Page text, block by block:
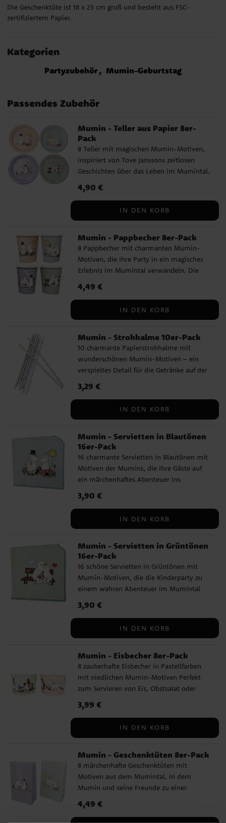
Die Geschenktüte ist 18 x 23 cm groß und besteht aus FSC-
zertifiziertem Papier.
Kategorien
Partyzubehör Mumin-Geburtstag
Passendes Zubehör
Mumin - Teller aus Papier 8er-
Pack
8 Teller mit magischen Mumin-Motiven,
inspiriert von Tove Janssons zeitlosen
Geschichten über das Leben im Mumintal.
Partygäste mit auf ein märchenhaftes
ihren Freunden. Jede Packung enthält 2
einen Durchmesser von 23 cm und
bestehen aus FSC-zertifizierter Pappe, was
sie zu einer umweltfreundlichen Wahl
macht.
Preis: 4,90 €
4,90 €
IN DEN KORB
Mumin - Pappbecher 8er-Pack
8 Pappbecher mit charmanten Mumin-
Motiven, die Ihre Party in ein magisches
Erlebnis im Mumintal verwandeln. Die
ml, perfekt für alle Arten von Getränken.
hergestellt und sind eine
Preis:4,49 €
4,49 €
IN DEN KORB
Mumin - Strohhalme 10er-Pack
10 charmante Papierstrohhalme mit
wunderschönen Mumin-Motiven – ein
verspieltes Detail für die Getränke auf der
lang und aus FSC-zertifizierter Pappe
Preis :3,29 €
3,29 €
IN DEN KORB
Mumin - Servietten in Blautönen
16er-Pack
16 charmante Servietten in Blautönen mit
Motiven der Mumins, die Ihre Gäste auf
ein märchenhaftes Abenteuer ins
haben 3 Lagen und sind aufgefaltet 33 x 33
Preis :3,90 €
3,90 €
IN DEN KORB
Mumin - Servietten in Grüntönen
16er-Pack
16 schöne Servietten in Grüntönen mit
Mumin-Motiven, die die Kinderparty zu
einem wahren Abenteuer im Mumintal
sind aufgefaltet 33 x 33 cm groß.
Preis :3,90 €
3,90 €
IN DEN KORB
Mumin - Eisbecher 8er-Pack
8 zauberhafte Eisbecher in Pastellfarben
mit niedlichen Mumin-Motiven Perfekt
zum Servieren von Eis, Obstsalat oder
Die Becher sind 6,5 cm hoch, fassen 200
Preis :3,99 €
3,99 €
IN DEN KORB
Mumin - Geschenktüten 8er-Pack
8 märchenhafte Geschenktüten mit
Motiven aus dem Mumintal, in dem
Mumin und seine Freunde zu einer
mit Süßigkeiten und kleinen Geschenken,
um den Gästen einen schönen Abschluss
Preis:4,49 €
4,49 €